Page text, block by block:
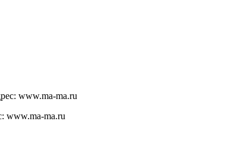
www.ma-ma.ru
www.ma-ma.ru